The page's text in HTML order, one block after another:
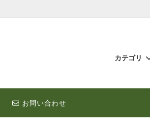
カテゴリ
お問い合わせ